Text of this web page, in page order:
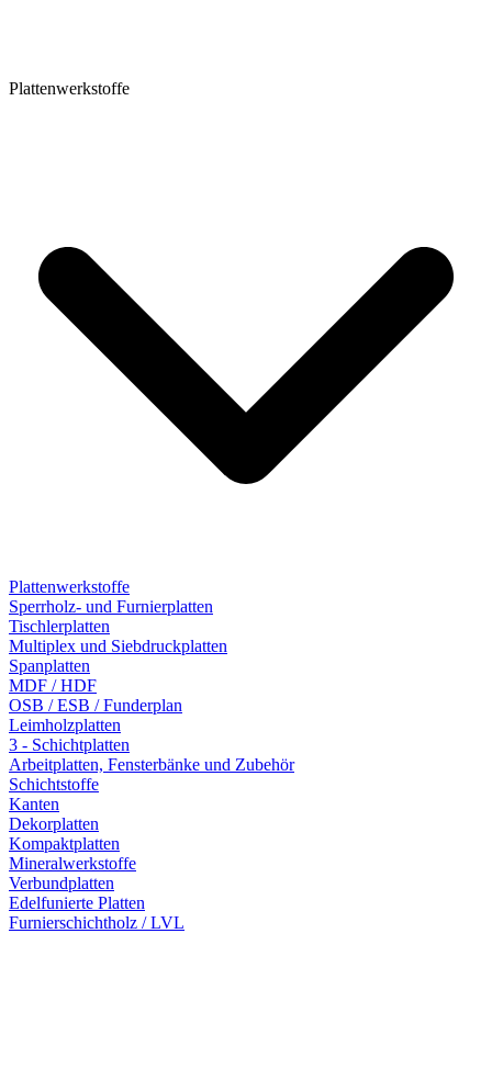
Plattenwerkstoffe
Plattenwerkstoffe
Sperrholz- und Furnierplatten
Tischlerplatten
Multiplex und Siebdruckplatten
Spanplatten
MDF / HDF
OSB / ESB / Funderplan
Leimholzplatten
3 - Schichtplatten
Arbeitplatten, Fensterbänke und Zubehör
Schichtstoffe
Kanten
Dekorplatten
Kompaktplatten
Mineralwerkstoffe
Verbundplatten
Edelfunierte Platten
Furnierschichtholz / LVL